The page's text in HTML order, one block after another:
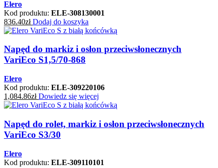
Elero
Kod produktu: ELE-308130001
836.40zł Dodaj do koszyka
Napęd do markiz i osłon przeciwsłonecznych
VariEco S1,5/70-868
Elero
Kod produktu: ELE-309220106
1,084.86zł Dowiedz się więcej
Napęd do rolet, markiz i osłon przeciwsłonecznych
VariEco S3/30
Elero
Kod produktu: ELE-309110101